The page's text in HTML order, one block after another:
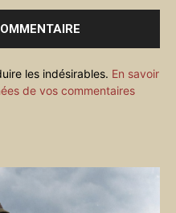
les indésirables. En savoir
de vos commentaires